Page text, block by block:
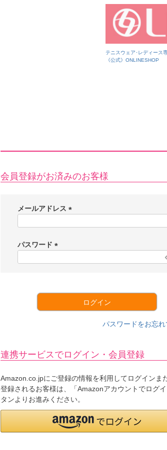
テニスウェア･レディース
《公式》ONLINESHOP
会員登録がお済みのお客様
メールアドレス
)
パスワード
ログイン
パスワードをお忘れ
連携サービスでログイン・会員登録
Amazon.co.jpにご登録の情報を利用してログインま
登録されるお客様は、「Amazonアカウントでログ
タンよりお進みください。